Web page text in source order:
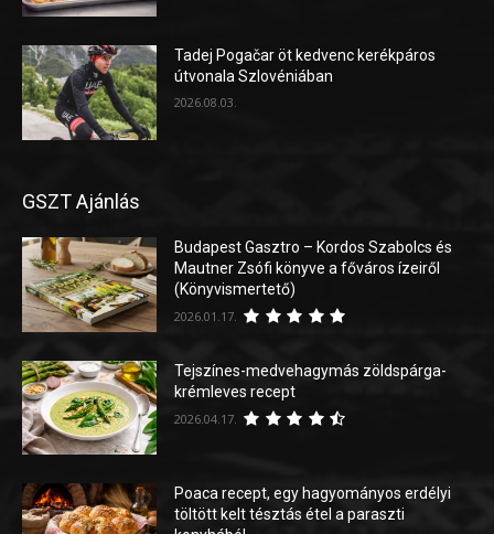
Tadej Pogačar öt kedvenc kerékpáros
útvonala Szlovéniában
2026.08.03.
GSZT Ajánlás
Budapest Gasztro – Kordos Szabolcs és
Mautner Zsófi könyve a főváros ízeiről
(Könyvismertető)
2026.01.17.
Tejszínes-medvehagymás zöldspárga-
krémleves recept
2026.04.17.
Poaca recept, egy hagyományos erdélyi
töltött kelt tésztás étel a paraszti